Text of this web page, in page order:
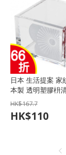
日本 生活提案 家
本製 透明塑膠枡
100ml【市集世界
集】
HK$167.7
HK$110